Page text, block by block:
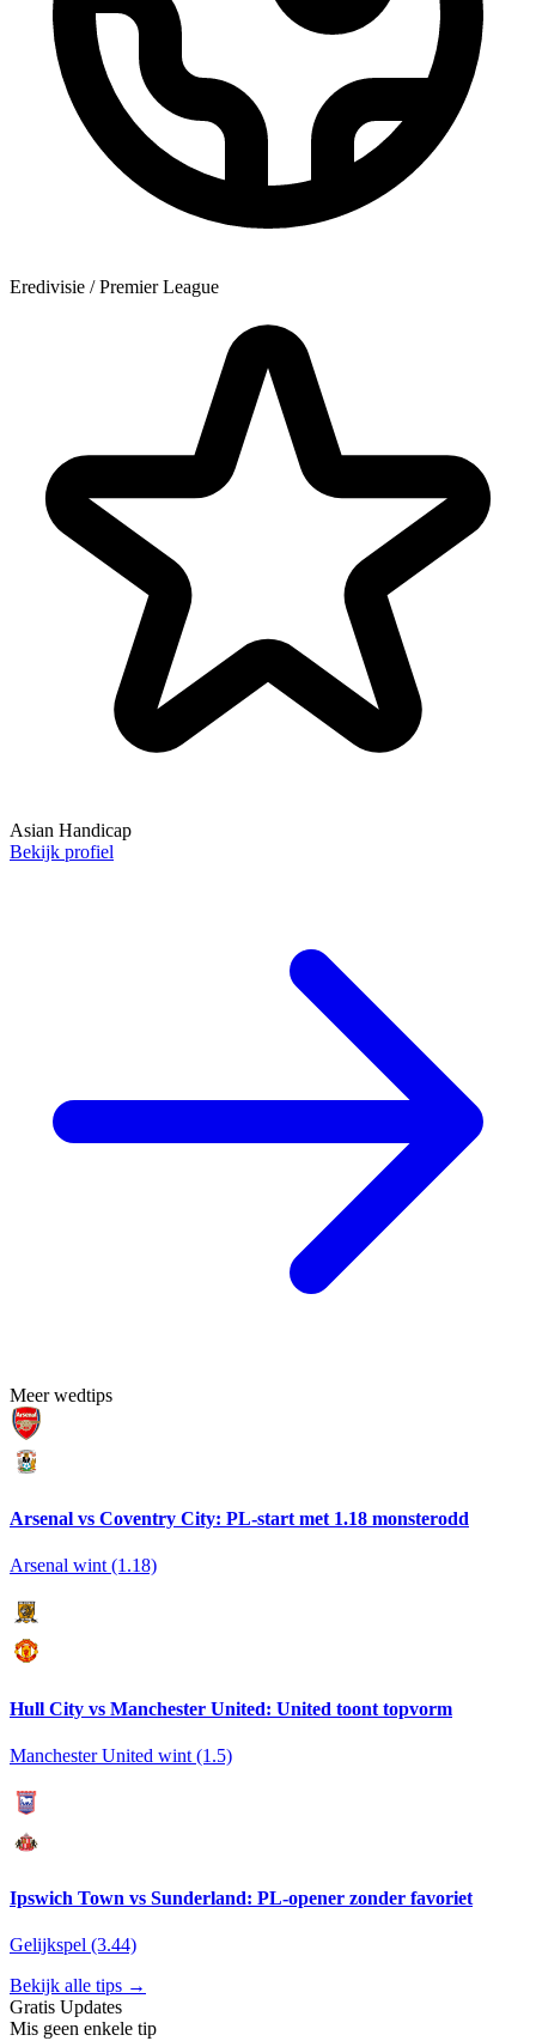
Eredivisie / Premier League
Asian Handicap
Bekijk profiel
Meer wedtips
Arsenal vs Coventry City: PL-start met 1.18 monsterodd
Arsenal wint (1.18)
Hull City vs Manchester United: United toont topvorm
Manchester United wint (1.5)
Ipswich Town vs Sunderland: PL-opener zonder favoriet
Gelijkspel (3.44)
Bekijk alle tips →
Gratis Updates
Mis geen enkele tip